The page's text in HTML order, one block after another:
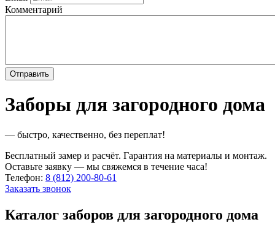
Комментарий
Заборы для загородного дома
— быстро, качественно, без переплат!
Бесплатный замер и расчёт. Гарантия на материалы и монтаж.
Оставьте заявку — мы свяжемся в течение часа!
Телефон: 8 (812) 200-80-61
Заказать звонок
Каталог заборов для загородного дома